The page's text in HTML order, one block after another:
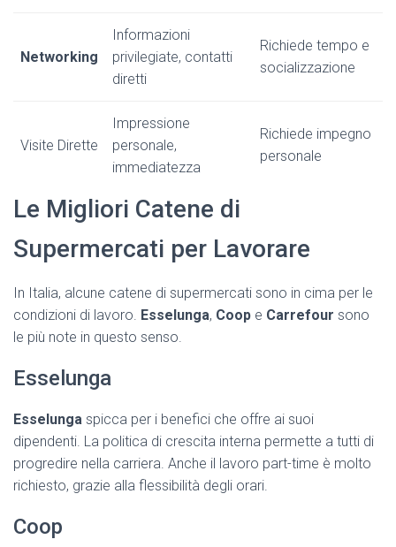
Networking
Informazioni
privilegiate, contatti
diretti
Richiede tempo e
socializzazione
Visite Dirette
Impressione
personale,
immediatezza
Richiede impegno
personale
Le Migliori Catene di
Supermercati per Lavorare
In Italia, alcune catene di supermercati sono in cima per le
condizioni di lavoro. Esselunga, Coop e Carrefour sono
le più note in questo senso.
Esselunga
Esselunga spicca per i benefici che offre ai suoi
dipendenti. La politica di crescita interna permette a tutti di
progredire nella carriera. Anche il lavoro part-time è molto
richiesto, grazie alla flessibilità degli orari.
Coop